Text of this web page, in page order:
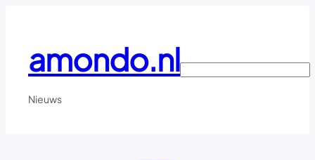
inhoudamondo.nl
Nieuws
Search